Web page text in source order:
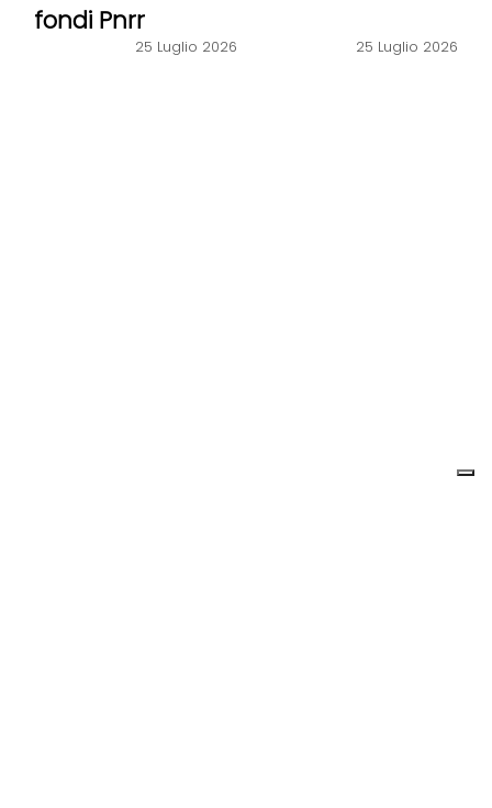
fondi Pnrr
25 Luglio 2026 25 Luglio 2026